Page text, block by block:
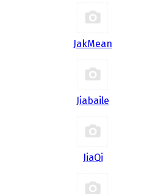
JakMean
Jiabaile
JiaQi